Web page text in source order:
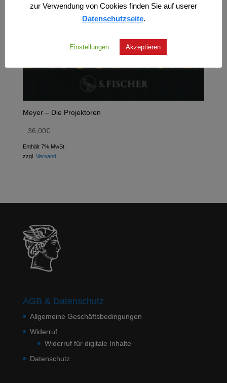
Meyer – Die Projektoren
36,00€
Enthält 7% MwSt.
zzgl. Versand
AGB & Datenschutz
Allgemeine Geschäftsbedingungen
Widerruf
Widerruf für digitale Inhalte
Datenschutz
zur Verwendung von Cookies finden Sie auf userer
Datenschutzseite.
Einstellungen Akzeptieren